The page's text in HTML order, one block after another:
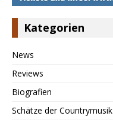
Kategorien
News
Reviews
Biografien
Schätze der Countrymusik